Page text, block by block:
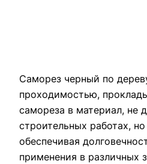
Саморез черный по
проходимостью,
самореза в материал, не
строительных работах,
обеспечивая
применения в различных